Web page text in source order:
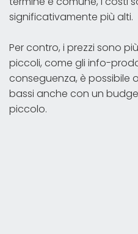
significativamente più alti.
Per contro, i prezzi sono
piccoli, come gli info-
conseguenza, è possibile
bassi anche con un
piccolo.